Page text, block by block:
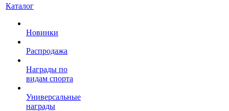
Каталог
Новинки
Распродажа
Награды по
видам спорта
Универсальные
награды